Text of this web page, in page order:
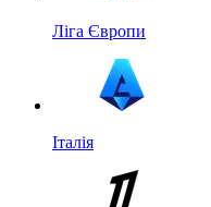
Ліга Європи
Італія